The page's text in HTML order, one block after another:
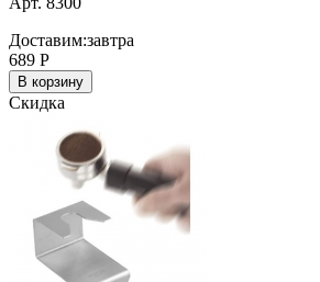
Доставим:завтра
689 Р
В корзину
Скидка